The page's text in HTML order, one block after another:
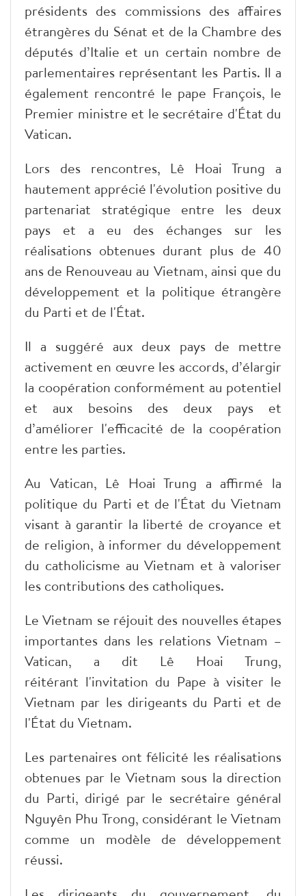
présidents des commissions des affaires
étrangères du Sénat et de la Chambre des
députés d’Italie et un certain nombre de
parlementaires représentant les Partis. Il a
également rencontré le pape François, le
Premier ministre et le secrétaire d'État du
Vatican.
Lors des rencontres, Lê Hoai Trung a
hautement apprécié l'évolution positive du
partenariat stratégique entre les deux
pays et a eu des échanges sur les
réalisations obtenues durant plus de 40
ans de Renouveau au Vietnam, ainsi que du
développement et la politique étrangère
du Parti et de l'État.
Il a suggéré aux deux pays de mettre
activement en œuvre les accords, d’élargir
la coopération conformément au potentiel
et aux besoins des deux pays et
d’améliorer l'efficacité de la coopération
entre les parties.
Au Vatican, Lê Hoai Trung a affirmé la
politique du Parti et de l'État du Vietnam
visant à garantir la liberté de croyance et
de religion, à informer du développement
du catholicisme au Vietnam et à valoriser
les contributions des catholiques.
Le Vietnam se réjouit des nouvelles étapes
importantes dans les relations Vietnam –
Vatican, a dit Lê Hoai Trung,
réitérant l'invitation du Pape à visiter le
Vietnam par les dirigeants du Parti et de
l'État du Vietnam.
Les partenaires ont félicité les réalisations
obtenues par le Vietnam sous la direction
du Parti, dirigé par le secrétaire général
Nguyên Phu Trong, considérant le Vietnam
comme un modèle de développement
réussi.